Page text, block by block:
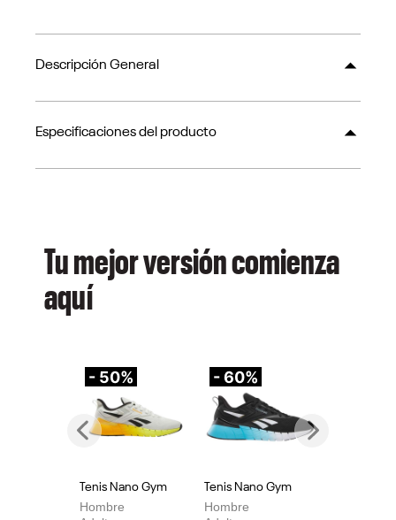
Descripción General
Especificaciones del producto
Tu mejor versión comienza
aquí
- 50%
Tenis Nano Gym
Hombre
- 60%
Tenis Nano Gym
Hombre
Previous